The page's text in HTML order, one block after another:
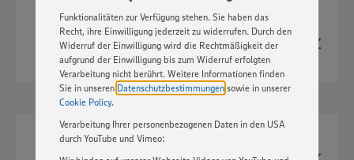
Basis Ihrer Einstellungen ggf. nicht mehr alle
Funktionalitäten zur Verfügung stehen. Sie haben das
Recht, ihre Einwilligung jederzeit zu widerrufen. Durch den
Widerruf der Einwilligung wird die Rechtmäßigkeit der
aufgrund der Einwilligung bis zum Widerruf erfolgten
Verarbeitung nicht berührt. Weitere Informationen finden
Sie in unseren Datenschutzbestimmungen sowie in unserer
Cookie Policy.
Verarbeitung Ihrer personenbezogenen Daten in den USA
durch YouTube und Vimeo:
TIF
2651px x 1615px
2,0 MB
JPG
518px x 600px